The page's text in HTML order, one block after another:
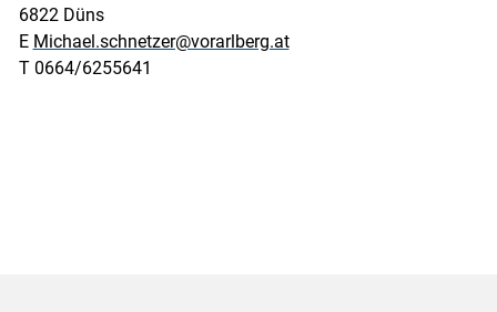
6822 Düns
E Michael.schnetzer@vorarlberg.at
T 0664/6255641